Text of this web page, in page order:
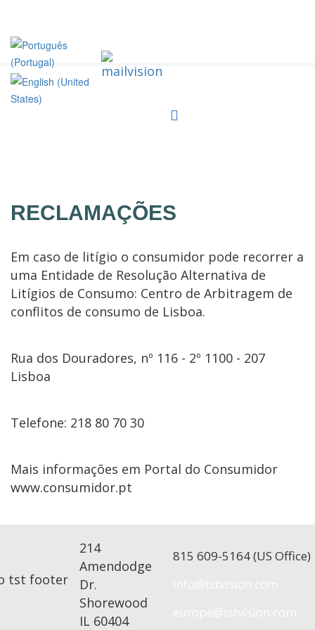
RECLAMAÇÕES
Em caso de litígio o consumidor pode recorrer a
uma Entidade de Resolução Alternativa de
Litígios de Consumo: Centro de Arbitragem de
conflitos de consumo de Lisboa.
Rua dos Douradores, nº 116 - 2º 1100 - 207
Lisboa
Telefone: 218 80 70 30
Mais informações em Portal do Consumidor
www.consumidor.pt
214
Amendodge
Dr.
Shorewood
IL 60404
815 609-5164 (US Office)